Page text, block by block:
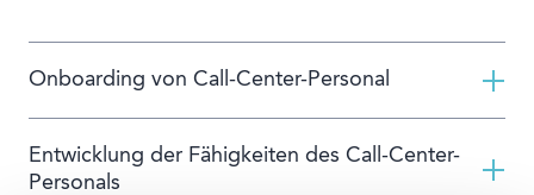
Onboarding von Call-Center-Personal
Entwicklung der Fähigkeiten des Call-Center-
Personals